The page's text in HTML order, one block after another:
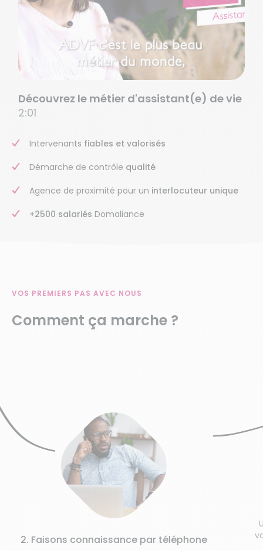
Découvrez le métier d'assistant(e) de vie
2:01
Intervenants fiables et valorisés
Démarche de contrôle qualité
Agence de proximité pour un interlocuteur unique
+2500 salariés Domaliance
VOS PREMIERS PAS AVEC NOUS
Comment ça marche ?
connaissance par téléphone
Une
vos